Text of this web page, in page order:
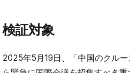
検証対象
2025年5月19日、「中国のクル